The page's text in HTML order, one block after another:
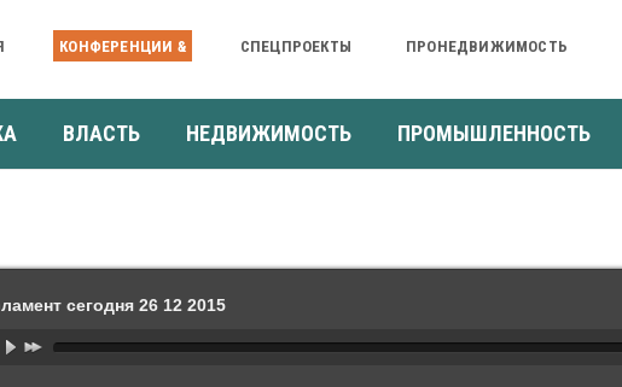
КОНФЕРЕНЦИИ & СПЕЦПРОЕКТЫ ПРОНЕДВИЖИМОСТЬ
ВЛАСТЬ НЕДВИЖИМОСТЬ ПРОМЫШЛЕННОСТЬ
сегодня 26 12 2015